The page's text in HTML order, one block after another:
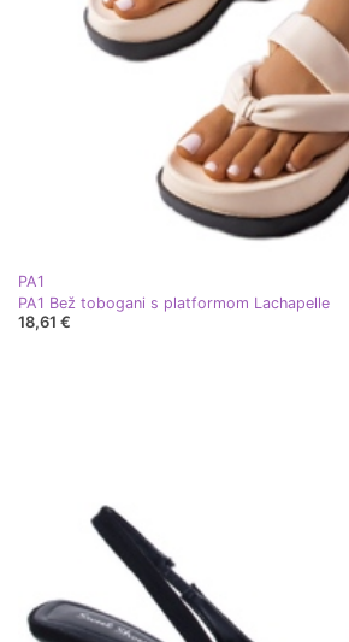
PA1
PA1 Bež tobogani s platformom Lachapelle
18,61 €